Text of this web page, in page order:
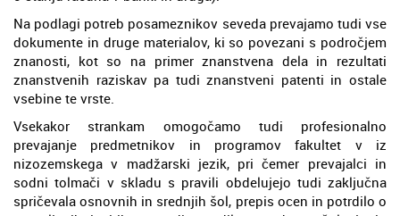
Na podlagi potreb posameznikov seveda prevajamo tudi vse
dokumente in druge materialov, ki so povezani s področjem
znanosti, kot so na primer znanstvena dela in rezultati
znanstvenih raziskav pa tudi znanstveni patenti in ostale
vsebine te vrste.
Vsekakor strankam omogočamo tudi profesionalno
prevajanje predmetnikov in programov fakultet v iz
nizozemskega v madžarski jezik, pri čemer prevajalci in
sodni tolmači v skladu s pravili obdelujejo tudi zaključna
spričevala osnovnih in srednjih šol, prepis ocen in potrdilo o